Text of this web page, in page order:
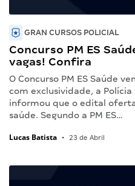
GRAN CURSOS POLICIAL
Concurso PM ES
vagas! Confira
O Concurso PM ES Saúde
com exclusividade, a
informou que o edital
saúde. Segundo a PM ES…
Lucas Batista • 23 de Abril